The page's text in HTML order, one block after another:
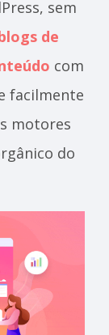
sem
de
com
facilmente
motores
do